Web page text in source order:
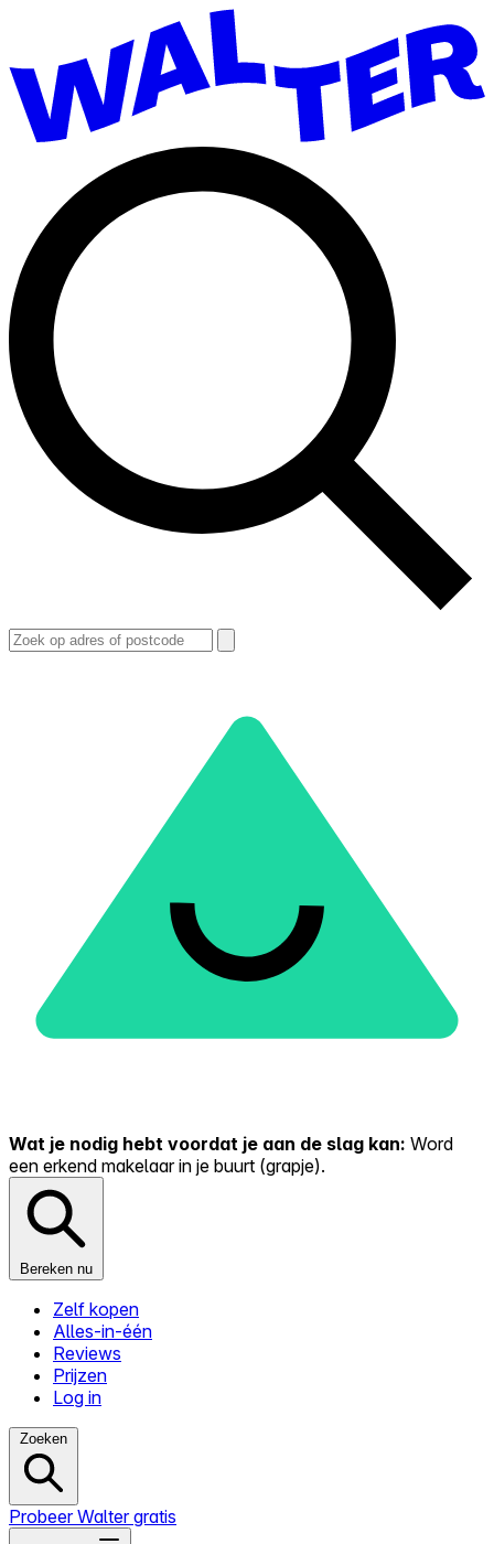
Wat je nodig hebt voordat je aan de slag kan: Word
een erkend makelaar in je buurt (grapje).
Bereken nu
Zelf kopen
Alles-in-één
Reviews
Prijzen
Log in
Zoeken
Probeer Walter gratis